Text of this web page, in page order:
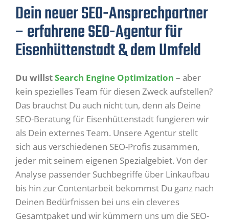
Dein neuer SEO-Ansprechpartner
– erfahrene SEO-Agentur für
Eisenhüttenstadt & dem Umfeld
Du willstSearch Engine Optimization – aber
kein spezielles Team für diesen Zweck aufstellen?
Das brauchst Du auch nicht tun, denn als Deine
SEO-Beratung für Eisenhüttenstadt fungieren wir
als Dein externes Team. Unsere Agentur stellt
sich aus verschiedenen SEO-Profis zusammen,
jeder mit seinem eigenen Spezialgebiet. Von der
Analyse passender Suchbegriffe über Linkaufbau
bis hin zur Contentarbeit bekommst Du ganz nach
Deinen Bedürfnissen bei uns ein cleveres
Gesamtpaket und wir kümmern uns um die SEO-